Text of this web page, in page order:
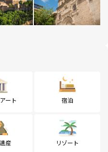
ート 宿泊
産 リゾート